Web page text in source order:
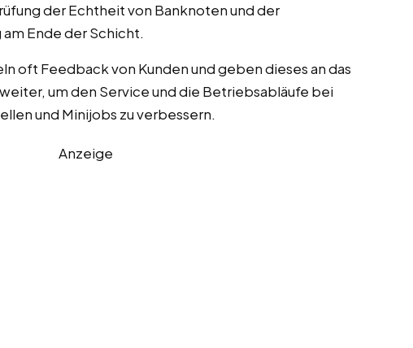
der Echtheit von Banknoten und der
Ende der Schicht.
oft Feedback von Kunden und geben dieses an das
um den Service und die Betriebsabläufe bei
und Minijobs zu verbessern.
Anzeige